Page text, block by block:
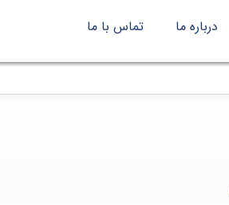
درباره ما تماس با ما